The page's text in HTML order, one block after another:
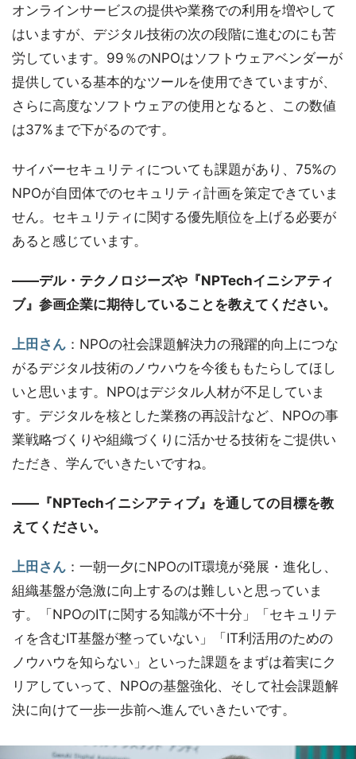
オンラインサービスの提供や業務での利用を増やして
はいますが、デジタル技術の次の段階に進むのにも苦
労しています。99％のNPOはソフトウェアベンダーが
提供している基本的なツールを使用できていますが、
さらに高度なソフトウェアの使用となると、この数値
は37%まで下がるのです。
サイバーセキュリティについても課題があり、75%の
NPOが自団体でのセキュリティ計画を策定できていま
せん。セキュリティに関する優先順位を上げる必要が
あると感じています。
――デル・テクノロジーズや『NPTechイニシアティ
ブ』参画企業に期待していることを教えてください。
上田さん ：NPOの社会課題解決力の飛躍的向上につな
がるデジタル技術のノウハウを今後ももたらしてほし
いと思います。NPOはデジタル人材が不足していま
す。デジタルを核とした業務の再設計など、NPOの事
業戦略づくりや組織づくりに活かせる技術をご提供い
ただき、学んでいきたいですね。
――『NPTechイニシアティブ』を通しての目標を教
えてください。
上田さん ：一朝一夕にNPOのIT環境が発展・進化し、
組織基盤が急激に向上するのは難しいと思っていま
す。「NPOのITに関する知識が不十分」「セキュリテ
ィを含むIT基盤が整っていない」「IT利活用のための
ノウハウを知らない」といった課題をまずは着実にク
リアしていって、NPOの基盤強化、そして社会課題解
決に向けて一歩一歩前へ進んでいきたいです。